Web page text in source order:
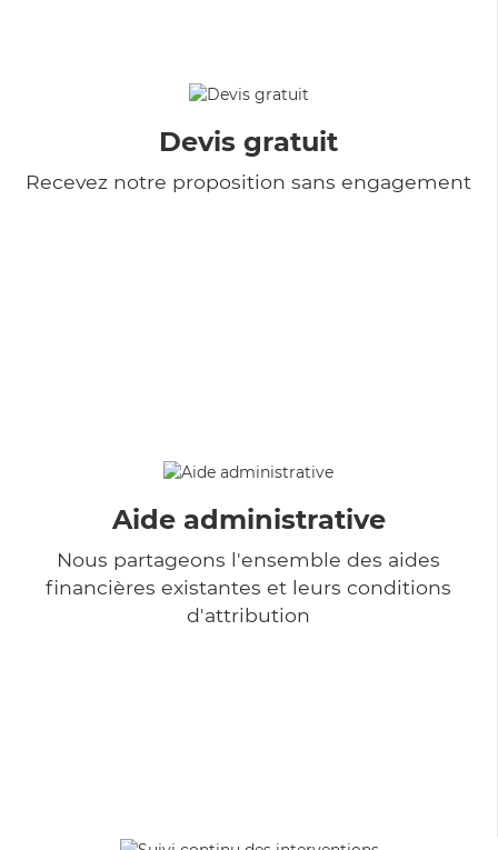
Devis gratuit
Recevez notre proposition sans engagement
Aide administrative
Nous partageons l'ensemble des aides
financières existantes et leurs conditions
d'attribution